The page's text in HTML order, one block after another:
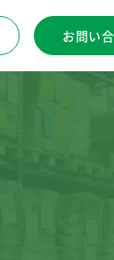
お問い